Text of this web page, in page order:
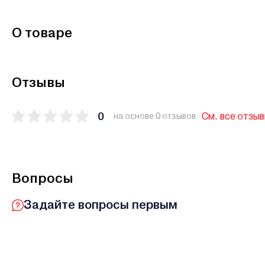
О товаре
Отзывы
0 на основе 0 отзывов См. все
Вопросы
Задайте вопросы первым